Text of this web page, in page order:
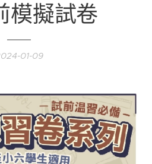
模擬試卷
01-09